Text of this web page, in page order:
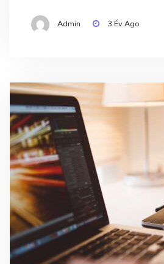
Admin 3 Év Ago